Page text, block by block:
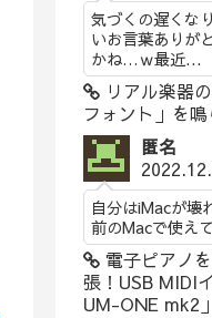
気づくの遅くな
いお言葉ありが
かね…ｗ最近...
リアル楽器
フォント」を
匿名
自分はiMacが壊
前のMacで使え
電子ピアノ
張！USB MIDI
UM-ONE mk2